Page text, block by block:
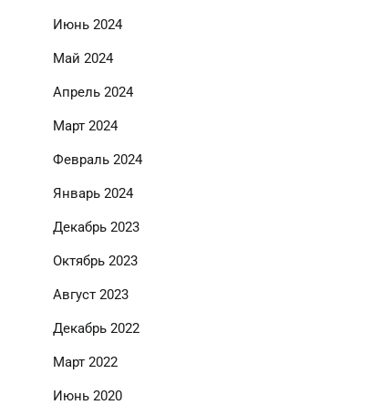
Июнь 2024
Май 2024
Апрель 2024
Март 2024
Февраль 2024
Январь 2024
Декабрь 2023
Октябрь 2023
Август 2023
Декабрь 2022
Март 2022
Июнь 2020